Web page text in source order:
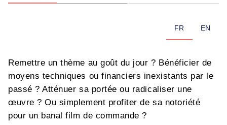
FR EN
Remettre un thème au goût du jour ? Bénéficier de
moyens techniques ou financiers inexistants par le
passé ? Atténuer sa portée ou radicaliser une
œuvre ? Ou simplement profiter de sa notoriété
pour un banal film de commande ?